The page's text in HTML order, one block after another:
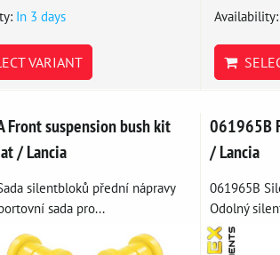
In 3 days
VARIANT
Availability:
Front suspension bush kit
/ Lancia
silentbloků přední nápravy
sada pro...
061965B
/ Lancia
061965B
Odolný